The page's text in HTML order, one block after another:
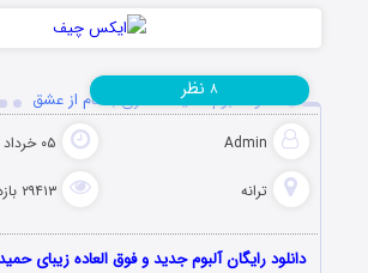
دانلود آلبوم حمید عسکری به نام از عشق
Admin ۰۵ خرداد ۱۳۹۴
ترانه ۲۹۴۱۳ بازدید
۸ نظر
دانلود رایگان آلبوم جدید و فوق العاده زیبای